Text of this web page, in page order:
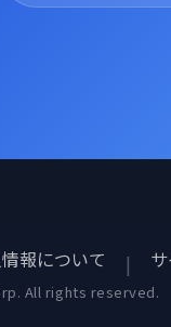
報について |
All rights reserved.